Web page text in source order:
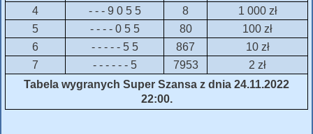
4
- - - 9 0 5 5 8
1 000 zł
5
- - - - 0 5 5 80
100 zł
6
- - - - - 5 5 867
10 zł
7
- - - - - - 5 7953
2 zł
Tabela wygranych Super Szansa z dnia 24.11.2022
22:00.